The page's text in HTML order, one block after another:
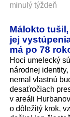
minulý týždeň
Málokto
jej
má po 78
Hoci umelecký
národnej
nemal vlastnú
desaťročiach
v areáli
o dôležitý krok,